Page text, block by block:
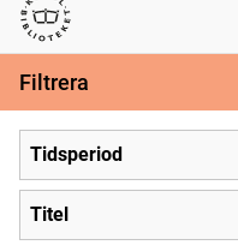
Svenska tidningar
Filtrera
Tidsperiod
Titel